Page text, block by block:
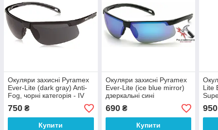
Окуляри захисні Pyramex
Ever-Lite (dark gray) Anti-
Fog, чорні категорія - IV
750 ₴
Купити
Окуляри захисні Pyramex
Ever-Lite (ice blue mirror)
дзеркальні сині
690₴
Купити
Lite
950